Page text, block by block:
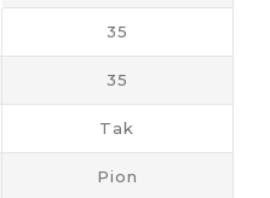
35
35
Tak
Pion